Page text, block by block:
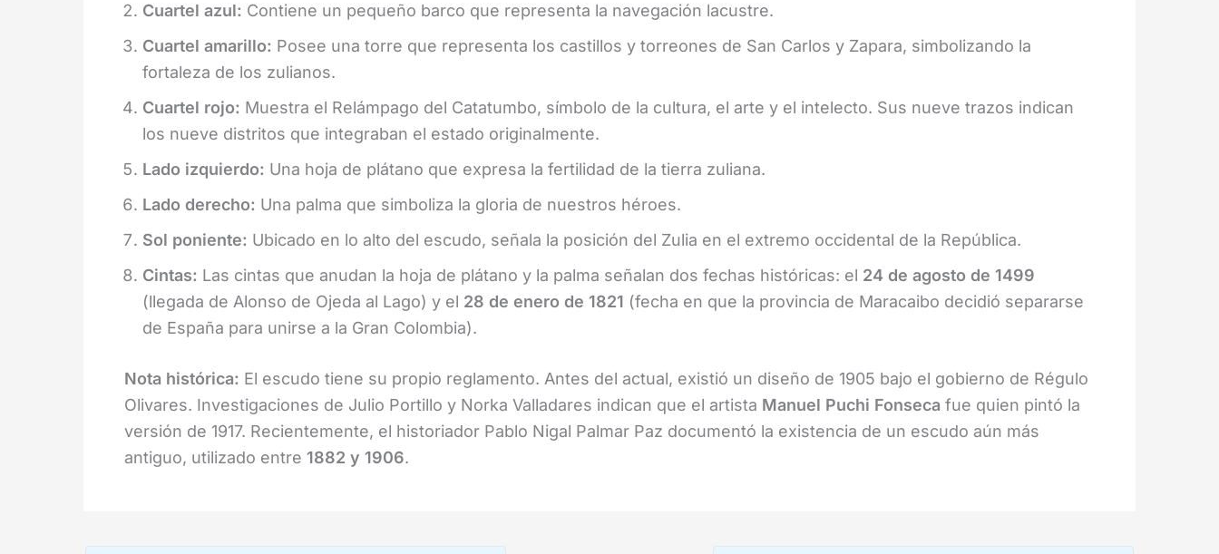
Cuartel azul: Contiene un pequeño barco que representa la navegación lacustre.
Cuartel amarillo: Posee una torre que representa los castillos y torreones de San Carlos y Zapara, simbolizando la
fortaleza de los zulianos.
Cuartel rojo: Muestra el Relámpago del Catatumbo, símbolo de la cultura, el arte y el intelecto. Sus nueve trazos indican
los nueve distritos que integraban el estado originalmente.
Lado izquierdo: Una hoja de plátano que expresa la fertilidad de la tierra zuliana.
Lado derecho: Una palma que simboliza la gloria de nuestros héroes.
Sol poniente: Ubicado en lo alto del escudo, señala la posición del Zulia en el extremo occidental de la República.
Cintas: Las cintas que anudan la hoja de plátano y la palma señalan dos fechas históricas: el 24 de agosto de 1499
(llegada de Alonso de Ojeda al Lago) y el 28 de enero de 1821 (fecha en que la provincia de Maracaibo decidió separarse
de España para unirse a la Gran Colombia).
Nota histórica: El escudo tiene su propio reglamento. Antes del actual, existió un diseño de 1905 bajo el gobierno de Régulo
Olivares. Investigaciones de Julio Portillo y Norka Valladares indican que el artista Manuel Puchi Fonseca fue quien pintó la
versión de 1917. Recientemente, el historiador Pablo Nigal Palmar Paz documentó la existencia de un escudo aún más
antiguo, utilizado entre 1882 y 1906.